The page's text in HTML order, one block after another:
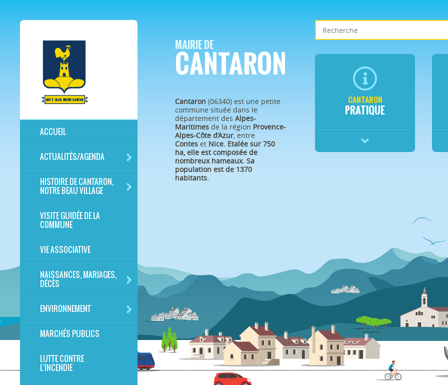
ACCUEIL
ACTUALITÉS/AGENDA
HISTOIRE DE CANTARON,
NOTRE BEAU VILLAGE
VISITE GUIDÉE DE LA
COMMUNE
VIE ASSOCIATIVE
NAISSANCES, MARIAGES,
DÉCÈS
ENVIRONNEMENT
MARCHÉS PUBLICS
LUTTE CONTRE
L'INCENDIE
MAIRIE DE
CANTARON
Cantaron (06340) est une petite
commune située dans le
département des Alpes-
Maritimes de la région Provence-
Alpes-Côte d’Azur, entre
Contes et Nice. Etalée sur 750
ha, elle est composée de
nombreux hameaux. Sa
population est de 1370
habitants.
CANTARON
PRATIQUE